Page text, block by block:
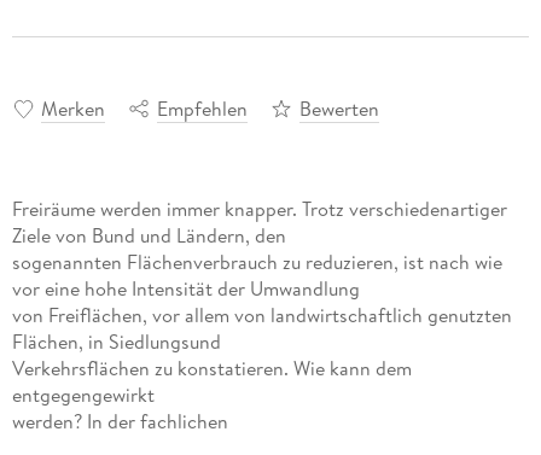
Merken Empfehlen Bewerten
Freiräume werden immer knapper. Trotz verschiedenartiger
Ziele von Bund und Ländern, den
sogenannten Flächenverbrauch zu reduzieren, ist nach wie
vor eine hohe Intensität der Umwandlung
von Freiflächen, vor allem von landwirtschaftlich genutzten
Flächen, in Siedlungsund
Verkehrsflächen zu konstatieren. Wie kann dem
entgegengewirkt
werden? In der fachlichen